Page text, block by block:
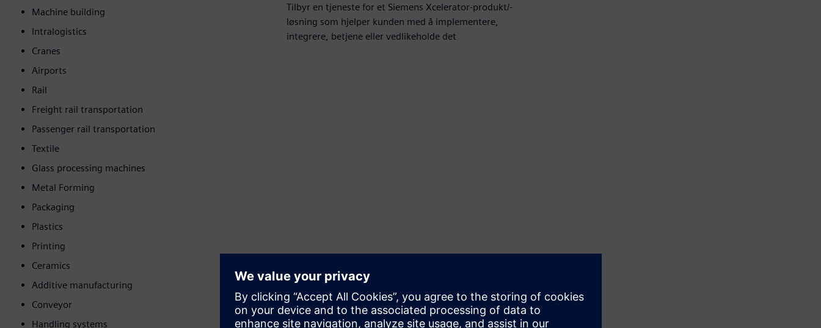
Machine building
Intralogistics
Cranes
Airports
Rail
Freight rail transportation
Passenger rail transportation
Textile
Glass processing machines
Metal Forming
Packaging
Plastics
Printing
Ceramics
Additive manufacturing
Conveyor
Handling systems
Tilbyr en tjeneste for et Siemens Xcelerator-produkt/-
løsning som hjelper kunden med å implementere,
integrere, betjene eller vedlikeholde det